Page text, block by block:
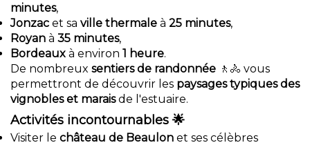
minutes,
Jonzac et sa ville thermale à 25 minutes,
Royan à 35 minutes,
Bordeaux à environ 1 heure.
De nombreux sentiers de randonnée 🚶🚴 vous
permettront de découvrir les paysages typiques des
vignobles et maraisde l'estuaire.
Activités incontournables 🌟
Visiter le château de Beaulon et ses célèbres